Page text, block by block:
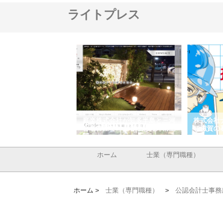
ライトプレス
と名古屋で叶える理想の外構空
間
株式会社
で滋賀の
ホーム 士業（専門職種）
ホーム > 士業（専門職種） > 公認会計士事務